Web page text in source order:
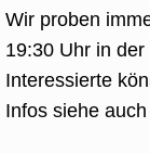
Wir proben
19:30 Uhr in
Interessierte
Infos siehe